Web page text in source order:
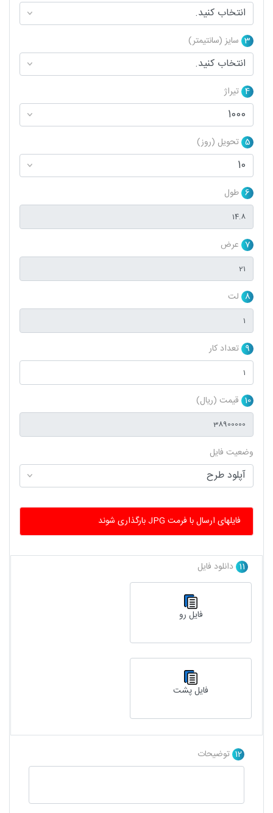
3 سایز (سانتیمتر)
4 تیراژ
5 تحویل (روز)
6 طول
7 عرض
8 لت
9 تعداد کار
10 قیمت (ریال)
وضعیت فایل
فایلهای ارسال با فرمت JPG بارگذاری شوند
11 دانلود فایل
فایل رو
فایل پشت
12 توضیحات